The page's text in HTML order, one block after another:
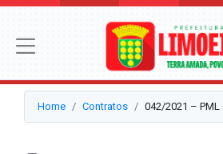
Home Contratos 042/2021 – PML